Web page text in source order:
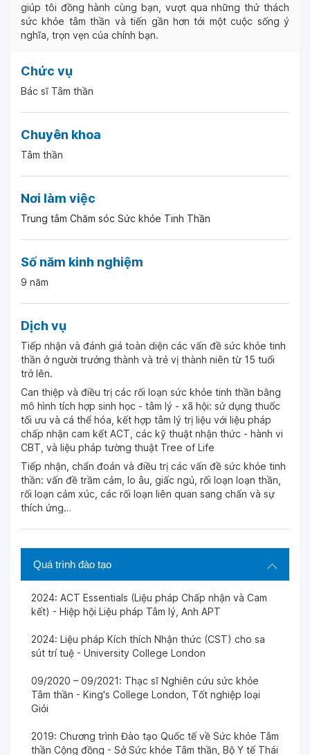
giúp tôi đồng hành cùng bạn, vượt qua những thử thách
sức khỏe tâm thần và tiến gần hơn tới một cuộc sống ý
nghĩa, trọn vẹn của chính bạn.
Chức vụ
Bác sĩ Tâm thần
Chuyên khoa
Tâm thần
Nơi làm việc
Trung tâm Chăm sóc Sức khỏe Tinh Thần
Số năm kinh nghiệm
9 năm
Dịch vụ
Tiếp nhận và đánh giá toàn diện các vấn đề sức khỏe tinh
thần ở người trưởng thành và trẻ vị thành niên từ 15 tuổi
trở lên.
Can thiệp và điều trị các rối loạn sức khỏe tinh thần bằng
mô hình tích hợp sinh học - tâm lý - xã hội: sử dụng thuốc
tối ưu và cá thể hóa, kết hợp tâm lý trị liệu với liệu pháp
chấp nhận cam kết ACT, các kỹ thuật nhận thức - hành vi
CBT, và liệu pháp tường thuật Tree of Life
Tiếp nhận, chẩn đoán và điều trị các vấn đề sức khỏe tinh
thần: vấn đề trầm cảm, lo âu, giấc ngủ, rối loạn loạn thần,
rối loạn cảm xúc, các rối loạn liên quan sang chấn và sự
thích ứng…
Quá trình đào tạo
2024: ACT Essentials (Liệu pháp Chấp nhận và Cam
kết) - Hiệp hội Liệu pháp Tâm lý, Anh APT
2024: Liệu pháp Kích thích Nhận thức (CST) cho sa
sút trí tuệ - University College London
09/2020 – 09/2021: Thạc sĩ Nghiên cứu sức khỏe
Tâm thần - King's College London, Tốt nghiệp loại
Giỏi
2019: Chương trình Đào tạo Quốc tế về Sức khỏe Tâm
thần Cộng đồng - Sở Sức khỏe Tâm thần, Bộ Y tế Thái